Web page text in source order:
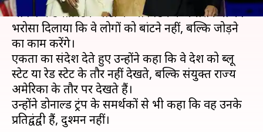
भाषण में डेमोक्रेटिक पार्टी के जो बिडेन ने अमेरिकियों को
भरोसा दिलाया कि वे लोगों को बांटने नहीं, बल्कि जोड़ने
का काम करेंगे।
एकता का संदेश देते हुए उन्होंने कहा कि वे देश को ब्लू
स्टेट या रेड स्टेट के तौर नहीं देखते, बल्कि संयुक्त राज्य
अमेरिका के तौर पर देखते हैं।
उन्होंने डोनाल्ड ट्रंप के समर्थकों से भी कहा कि वह उनके